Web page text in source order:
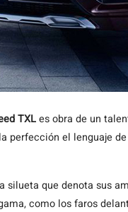
TXLes obra de un
perfección el lenguaje
silueta que denota sus
como los faros